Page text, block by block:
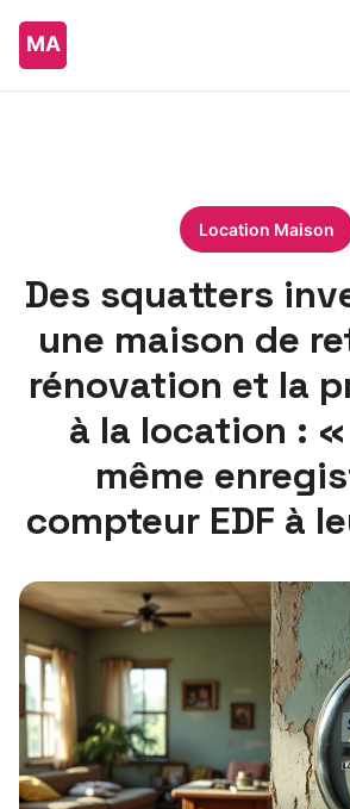
Location Maison
Des squatters
une maison de
rénovation et la
à la location :
même
compteur EDF à